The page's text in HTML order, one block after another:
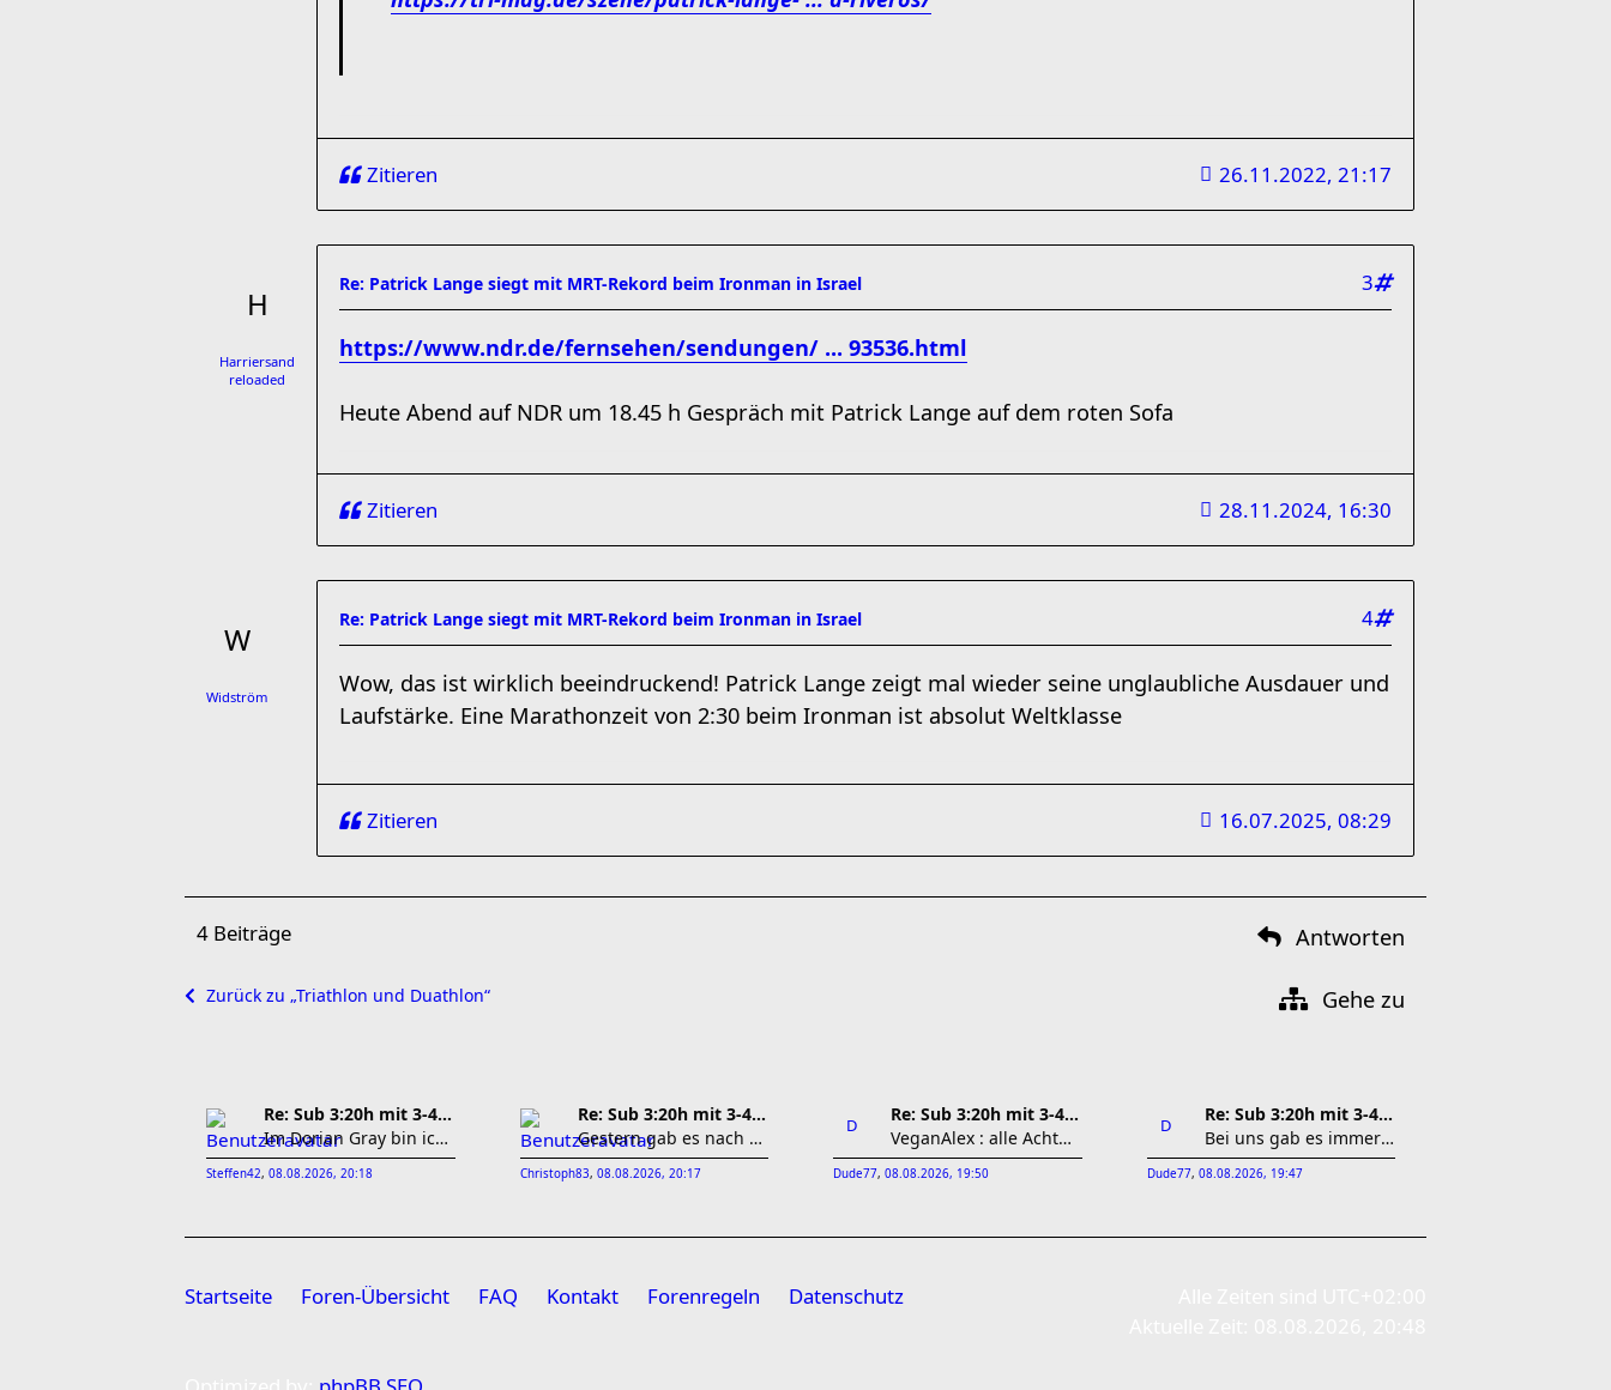
Zitieren 26.11.2022, 21:17
Harriersand
reloaded
Re: Patrick Lange siegt mit MRT-Rekord beim Ironman in Israel 3
https://www.ndr.de/fernsehen/sendungen/ ... 93536.html
Heute Abend auf NDR um 18.45 h Gespräch mit Patrick Lange auf dem roten Sofa
Zitieren 28.11.2024, 16:30
Widström
Re: Patrick Lange siegt mit MRT-Rekord beim Ironman in Israel 4
Wow, das ist wirklich beeindruckend! Patrick Lange zeigt mal wieder seine unglaubliche Ausdauer und
Laufstärke. Eine Marathonzeit von 2:30 beim Ironman ist absolut Weltklasse
Zitieren 16.07.2025, 08:29
4 Beiträge Antworten
Zurück zu „Triathlon und Duathlon“ Gehe zu
Re: Sub 3:20h mit 3-4 mal Training die Woche machb
Im Dorian Gray bin ich mal bei 100dB in einer der
Steffen42, 08.08.2026, 20:18
Re: Sub 3:20h mit 3-4 mal Training die Woche machb
Gestern gab es nach dem morgendlichem Lauf noch
Christoph83, 08.08.2026, 20:17
Re: Sub 3:20h mit 3-4 mal Training die Woche machb
VeganAlex : alle Achtung. Stabile Leistung!!!
Dude77, 08.08.2026, 19:50
Re: Sub 3:20h mit 3-4 mal Training die Woche machb
Bei uns gab es immer zwei Lager. Das eine hat ge
Dude77, 08.08.2026, 19:47
Startseite Foren-Übersicht FAQ Kontakt Forenregeln Datenschutz